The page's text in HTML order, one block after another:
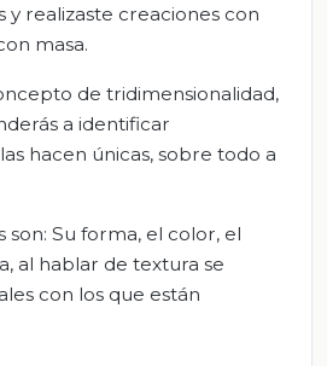
y realizaste creaciones con
masa.
de tridimensionalidad,
a identificar
hacen únicas, sobre todo a
son: Su forma, el color, el
al hablar de textura se
con los que están